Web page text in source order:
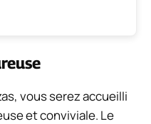
vous serez accueilli
et conviviale. Le